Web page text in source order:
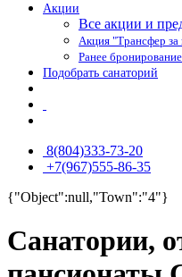
Акции
Все акции и
Акция "Трансфер за
Ранее бронирование
Подобрать санаторий
8(804)333-73-20
+7(967)555-86-35
{"Object":null,"Town":"4"}
Санатории,